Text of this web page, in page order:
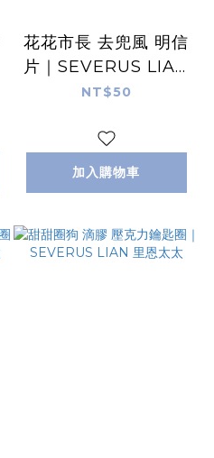
花花市長 去兜風 明信
片｜SEVERUS LIAN
里恩太太
NT$50
加入購物車